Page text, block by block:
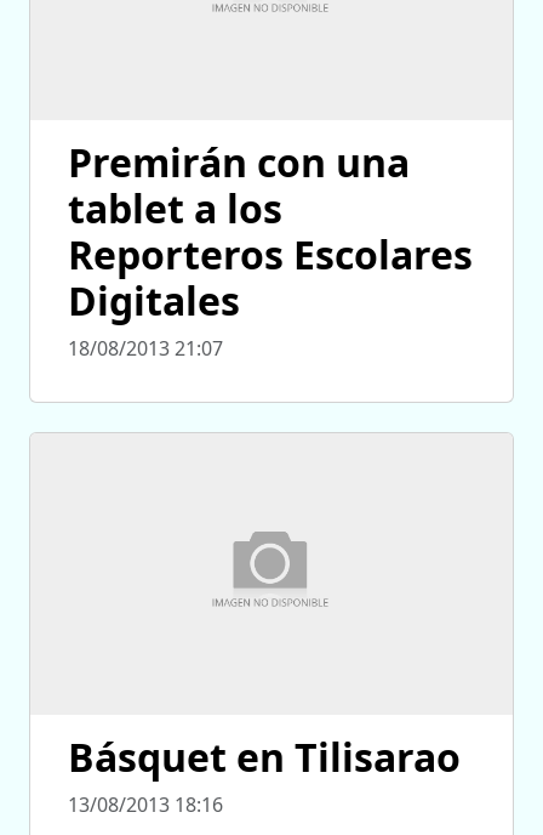
Premirán con una
tablet a los
Reporteros Escolares
Digitales
18/08/2013 21:07
Básquet en Tilisarao
13/08/2013 18:16